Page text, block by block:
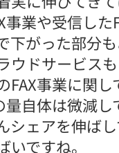
事業や受信し
下がった部分
ウドサービス
FAX事業に関
量自体は微減
シェアを伸ば
いですね。